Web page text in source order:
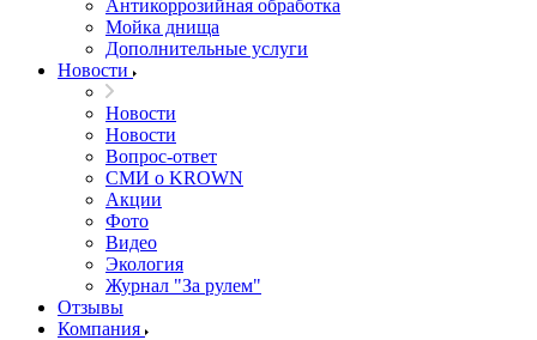
Антикоррозийная обработка
Мойка днища
Дополнительные услуги
Новости
Новости
Новости
Вопрос-ответ
СМИ о KROWN
Акции
Фото
Видео
Экология
Журнал "За рулем"
Отзывы
Компания